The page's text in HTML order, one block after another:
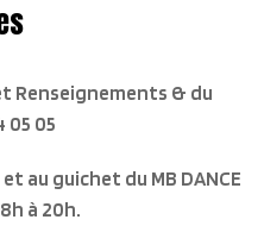
Renseignements & du
05 05
au guichet du MB DANCE
à 20h.